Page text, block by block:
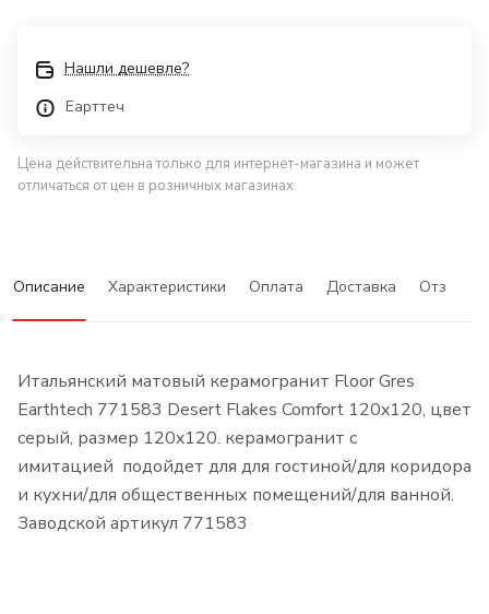
Нашли дешевле?
Еарттеч
Цена действительна только для интернет-магазина и может
отличаться от цен в розничных магазинах
Описание Характеристики Оплата Доставка Отзывы
Итальянский матовый керамогранит Floor Gres
Earthtech 771583 Desert Flakes Comfort 120x120, цвет
серый, размер 120x120. керамогранит с
имитацией подойдет для для гостиной/для коридора
и кухни/для общественных помещений/для ванной.
Заводской артикул 771583